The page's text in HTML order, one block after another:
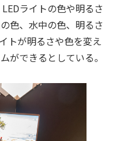
ライトの色や明るさ
色、水中の色、明るさ
トが明るさや色を変え
ができるとしている。